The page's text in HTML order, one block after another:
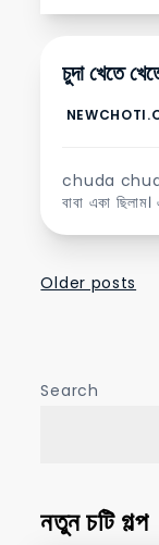
চুদা খেতে
chuda chudi
বাবা একা
Posts
Older posts
Search
নতুন চটি গল্প